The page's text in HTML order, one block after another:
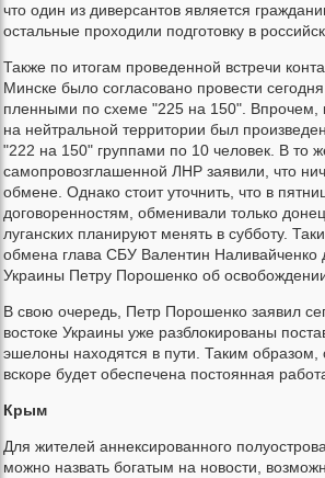
что один из диверсантов является
остальные проходили подготовку в
Также по итогам проведенной встречи
Минске было согласовано провести
пленными по схеме "225 на 150". Впрочем,
на нейтральной территории был
"222 на 150" группами по 10 человек. В то
самопровозглашенной ЛНР заявили, что
обмене. Однако стоит уточнить, что в
договоренностям, обменивали только
луганских планируют менять в субботу.
обмена глава СБУ Валентин Наливайченко
Украины Петру Порошенко об
В свою очередь, Петр Порошенко заявил
востоке Украины уже разблокированы
эшелоны находятся в пути. Таким образом,
вскоре будет обеспечена постоянная
Крым
Для жителей аннексированного
можно назвать богатым на новости,